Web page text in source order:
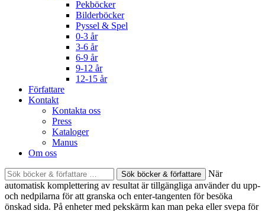
Pekböcker
Bilderböcker
Pyssel & Spel
0-3 år
3-6 år
6-9 år
9-12 år
12-15 år
Författare
Kontakt
Kontakta oss
Press
Kataloger
Manus
Om oss
Sök
böcker
&
författare
När
automatisk komplettering av resultat är tillgängliga använder du upp-
och nedpilarna för att granska och enter-tangenten för besöka
önskad sida. På enheter med pekskärm kan man peka eller svepa för